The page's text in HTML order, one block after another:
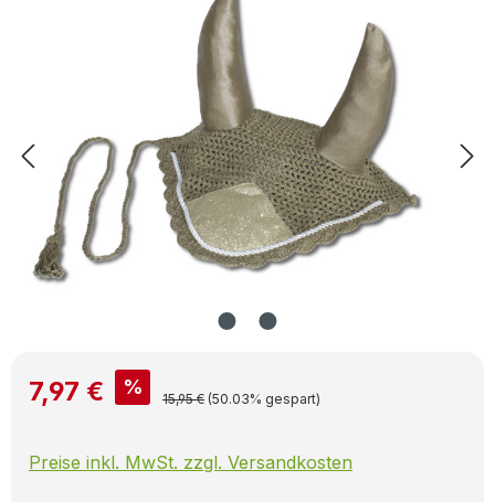
Verkaufspreis:
7,97 € % Regulärer Preis:
15,95 € (50.03% gespart)
Preise inkl. MwSt. zzgl. Versandkosten